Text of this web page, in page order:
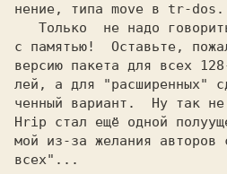
нение, типа
с памятью!  Оставьте,
версию пакета для всех
лей, а для "расширенных"
ченный вариант.  Ну так
Hrip стал ещё одной
мой из-за желания авторов